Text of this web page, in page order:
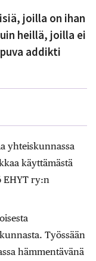
joilla on ihan
heillä, joilla ei
addikti
yhteiskunnassa
käyttämästä
EHYT ry:n
Työssään
hämmentävänä